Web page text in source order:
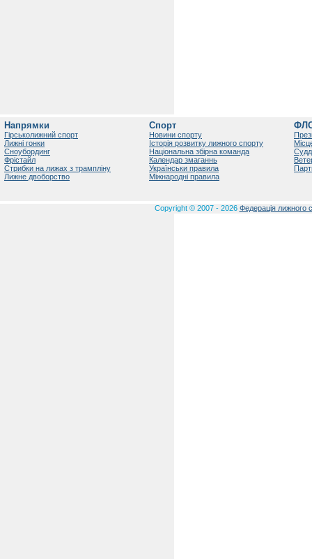
Напрямки
Гірськолижний спорт
Лижні гонки
Сноубординг
Фрістайл
Стрибки на лижах з трампліну
Лижне двоборство
Спорт
Новини спорту
Історія розвитку лижного спорту
Національна збірна команда
Календар змаганнь
Українськи правила
Міжнародні правила
Copyright © 2007 - 2026 Федерація лижного